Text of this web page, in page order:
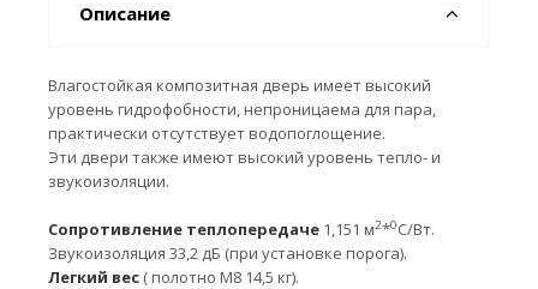
Описание
Влагостойкая композитная дверь имеет высокий
уровень гидрофобности, непроницаема для пара,
практически отсутствует водопоглощение.
Эти двери также имеют высокий уровень тепло- и
звукоизоляции.
Сопротивление теплопередаче 1,151 м2*0С/Вт.
Звукоизоляция 33,2 дБ (при установке порога).
Легкий вес ( полотно М8 14,5 кг).